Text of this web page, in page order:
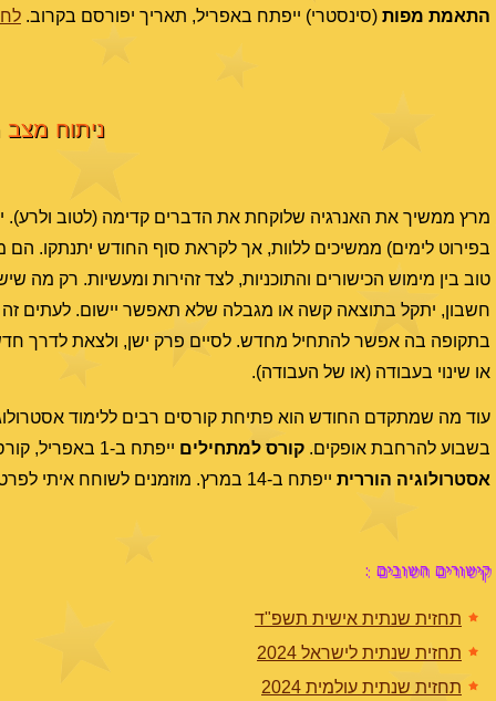
התאמת מפות (סינסטרי) ייפתח באפריל, תאריך יפורסם בקרוב.
ניתוח מצב
מרץ ממשיך את האנרגיה שלוקחת את הדברים קדימה (לטוב ולרע).
בפירוט לימים) ממשיכים ללוות, אך לקראת סוף החודש יתנתקו. הם
טוב בין מימוש הכישורים והתוכניות, לצד זהירות ומעשיות. רק מה
חשבון, יתקל בתוצאה קשה או מגבלה שלא תאפשר יישום. לעתים זה
בתקופה בה אפשר להתחיל מחדש. לסיים פרק ישן, ולצאת לדרך
או שינוי בעבודה (או של העבודה).
עוד מה שמתקדם החודש הוא פתיחת קורסים רבים ללימוד
בשבוע להרחבת אופקים. קורס למתחילים ייפתח ב-1 באפריל, קורס ללימוד
אסטרולוגיה הוררית ייפתח ב-14 במרץ. מוזמנים לשוחח איתי לפרטים, ומוזמנים לקרוא עוד
קישורים חשובים :
תחזית שנתית אישית תשפ"ד
תחזית שנתית לישראל 2024
תחזית שנתית עולמית 2024